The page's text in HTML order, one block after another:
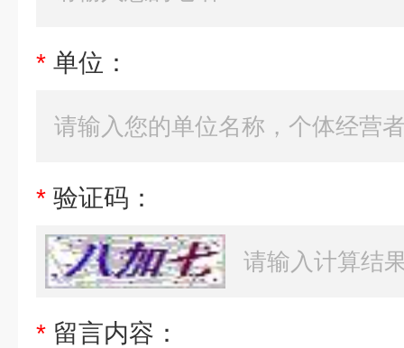
* 单位：
* 验证码：
* 留言内容：